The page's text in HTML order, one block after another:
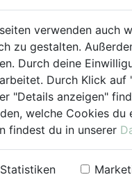
250g
verwenden auch
zu gestalten.
Durch deine
Durch Klick
"Details anzeigen"
welche Cookies du
findest du in unserer
Statistiken